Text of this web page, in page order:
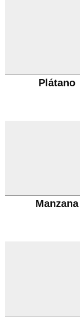
Plátano
Manzana